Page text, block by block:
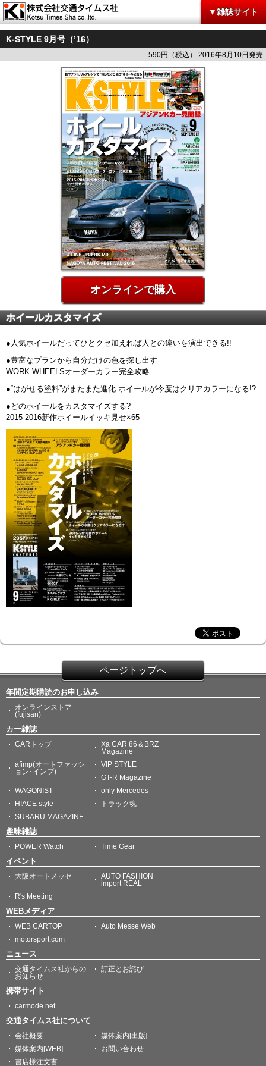
▼雑誌サイト
K-STYLE 9月号（’16）
590円（税込） 2016年8月10日発売
オンラインで購入
ホイールカスタマイズ
●人気ホイールだってひとクセ加えれば人との違いを演出できる!!
●豊富なプランから自分だけの色を探し出す
WORK WHEELSオーダーカラー完全攻略
●“はがせる塗料”がまたまた進化 ホイールが今度はクリアカラーになる!?
●どのホイールをカスタマイズする?
2015-2016新作ホイールイッキ見せ×65
ページトップへ
年間定期購読のお申し込み
オンラインストア
(fujisan)
カー雑誌
CARトップ
Xa CAR 86＆BRZ
Magazine
afimp(オートファッシ
ョン･インプ)
VIP STYLE
GT-R Magazine
WAGONIST
only Mercedes
HIACE style
トラック魂
SUBARU MAGAZINE
趣味雑誌
POWER Watch Time Gear
イベント
大阪オートメッセ
AUTO FASHION
import REAL
R's Meeting
WEBメディア
WEB CARTOP
Auto Messe Web
motorsport.com
ニュース
交通タイムス社からの
お知らせ
訂正とお詫び
携帯サイト
carmode.net
交通タイムス社について
会社概要
媒体案内[出版]
媒体案内[WEB]
お問い合わせ
書店様注文書